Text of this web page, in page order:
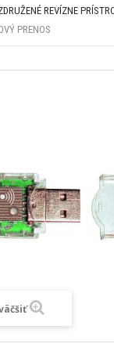
REVÍZNE
PRENOS